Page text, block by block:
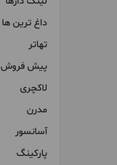
داغ ترین ها
تهاتر
پیش فروش
لاکچری
مدرن
آسانسور
پارکینگ